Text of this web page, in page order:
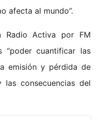
afecta al mundo”.
Radio Activa por FM
“poder cuantificar las
emisión y pérdida de
consecuencias del